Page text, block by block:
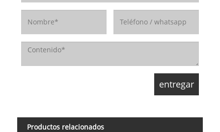
Productos relacionados